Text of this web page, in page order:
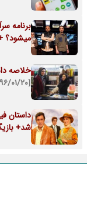
برنامه
میشود؟
خلاصه
[۱۳۹۶/۰۱/۲۰]
داستان
شد+